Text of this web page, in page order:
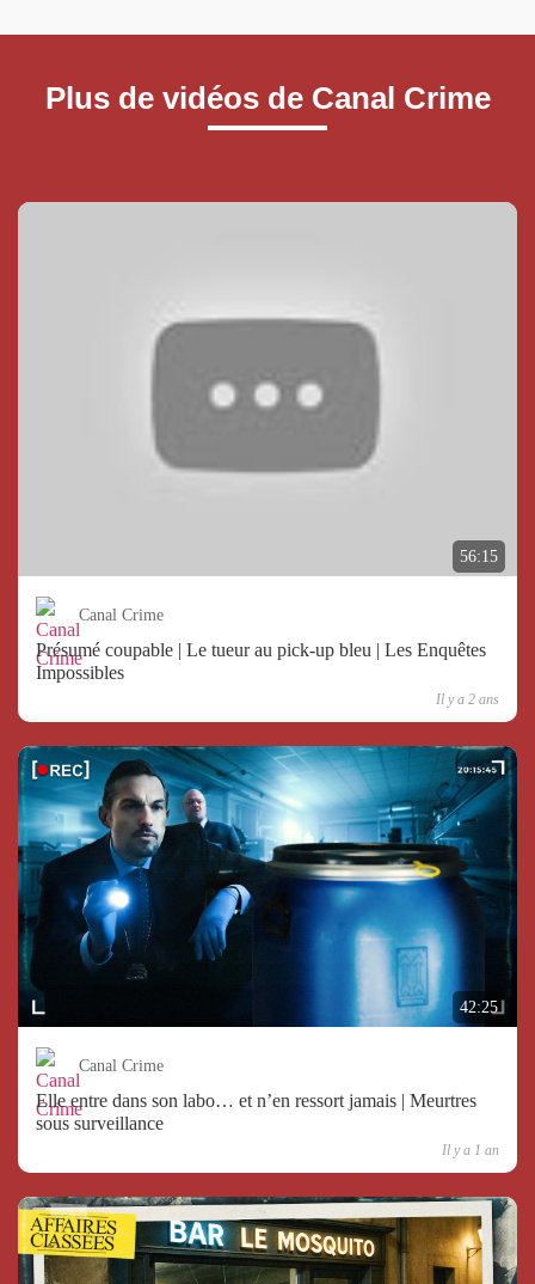
Plus de vidéos de Canal Crime
56:15
Canal Crime
Présumé coupable | Le tueur au pick-up bleu | Les Enquêtes
Impossibles
Il y a 2 ans
42:25
Canal Crime
Elle entre dans son labo… et n’en ressort jamais | Meurtres
sous surveillance
Il y a 1 an